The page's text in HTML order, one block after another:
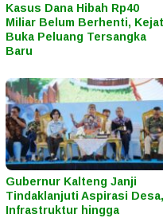
Kasus Dana Hibah Rp40
Miliar Belum Berhenti,
Buka Peluang Tersangka
Baru
Gubernur Kalteng Janji
Tindaklanjuti Aspirasi Desa,
Infrastruktur hingga